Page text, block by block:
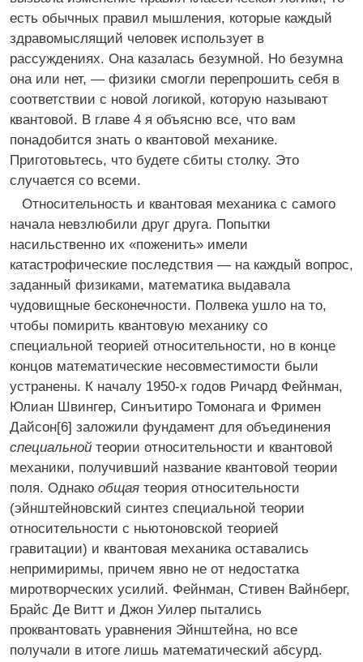
есть обычных правил мышления, которые каждый
здравомыслящий человек использует в
рассуждениях. Она казалась безумной. Но безумна
она или нет, — физики смогли перепрошить себя в
соответствии с новой логикой, которую называют
квантовой. В главе 4 я объясню все, что вам
понадобится знать о квантовой механике.
Приготовьтесь, что будете сбиты столку. Это
случается со всеми.
Относительность и квантовая механика с самого
начала невзлюбили друг друга. Попытки
насильственно их «поженить» имели
катастрофические последствия — на каждый вопрос,
заданный физиками, математика выдавала
чудовищные бесконечности. Полвека ушло на то,
чтобы помирить квантовую механику со
специальной теорией относительности, но в конце
концов математические несовместимости были
устранены. К началу 1950-х годов Ричард Фейнман,
Юлиан Швингер, Синъитиро Томонага и Фримен
Дайсон[6] заложили фундамент для объединения
специальной теории относительности и квантовой
механики, получивший название квантовой теории
поля. Однако общая теория относительности
(эйнштейновский синтез специальной теории
относительности с ньютоновской теорией
гравитации) и квантовая механика оставались
непримиримы, причем явно не от недостатка
миротворческих усилий. Фейнман, Стивен Вайнберг,
Брайс Де Витт и Джон Уилер пытались
проквантовать уравнения Эйнштейна, но все
получали в итоге лишь математический абсурд.